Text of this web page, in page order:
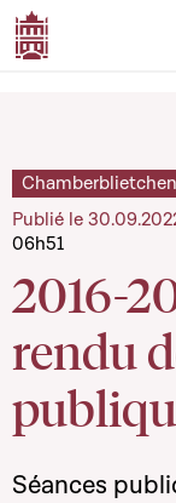
2016-
rendu
Chamberblietchen
Publié le
06h51
Séances